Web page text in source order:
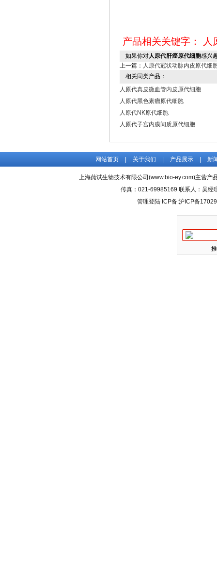
产品相关关键字： 人
如果你对人原代肝癌原代细胞感兴
上一篇： 人原代冠状动脉内皮原代细
相关同类产品：
人原代真皮微血管内皮原代细胞
人原代黑色素瘤原代细胞
人原代NK原代细胞
人原代子宫内膜间质原代细胞
网站首页 关于我们 产品展示 新
上海莼试生物技术有限公司(www.bio-ey.com)主营产
传真：021-69985169 联系人：吴经
管理登陆 ICP备:沪ICP备